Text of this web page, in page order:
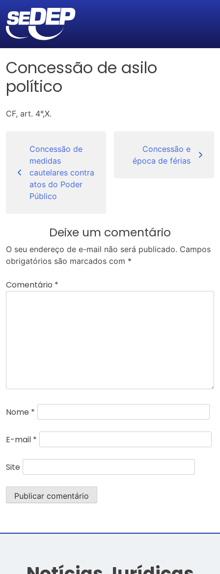
Concessão de asilo
político
CF, art. 4°,X.
Post
Concessão de
medidas
cautelares contra
atos do Poder
Público
Concessão e
época de férias
Deixe um comentário
O seu endereço de e-mail não será publicado. Campos
obrigatórios são marcados com *
Comentário *
Nome *
E-mail *
Site